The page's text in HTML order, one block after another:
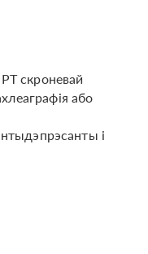
скроневай
або
і